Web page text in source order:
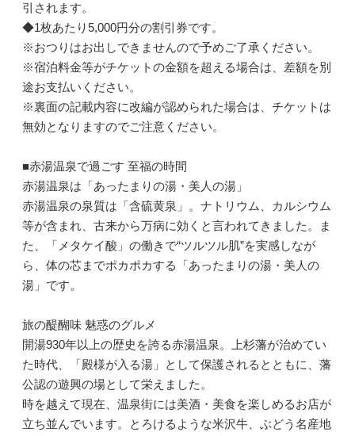
引されます。
◆1枚あたり5,000円分の割引券です。
※おつりはお出しできませんので予めご了承ください。
※宿泊料金等がチケットの金額を超える場合は、差額を別
途お支払いください。
※裏面の記載内容に改編が認められた場合は、チケットは
無効となりますのでご注意ください。
■赤湯温泉で過ごす 至福の時間
赤湯温泉は「あったまりの湯・美人の湯」
赤湯温泉の泉質は「含硫黄泉」。ナトリウム、カルシウム
等が含まれ、古来から万病に効くと言われてきました。ま
た、「メタケイ酸」の働きで“ツルツル肌”を実感しなが
ら、体の芯までポカポカする「あったまりの湯・美人の
湯」です。
旅の醍醐味 魅惑のグルメ
開湯930年以上の歴史を誇る赤湯温泉。上杉藩が治めてい
た時代、「殿様が入る湯」として保護されるとともに、藩
公認の遊興の場として栄えました。
時を越えて現在、温泉街には美酒・美食を楽しめるお店が
立ち並んでいます。とろけるような米沢牛、ぶどう名産地